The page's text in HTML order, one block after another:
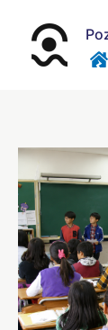
treści